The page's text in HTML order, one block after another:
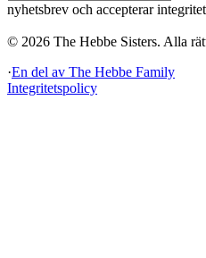
nyhetsbrev och accepterar
© 2026 The Hebbe Sisters. Alla
·En del av The Hebbe Family
Integritetspolicy